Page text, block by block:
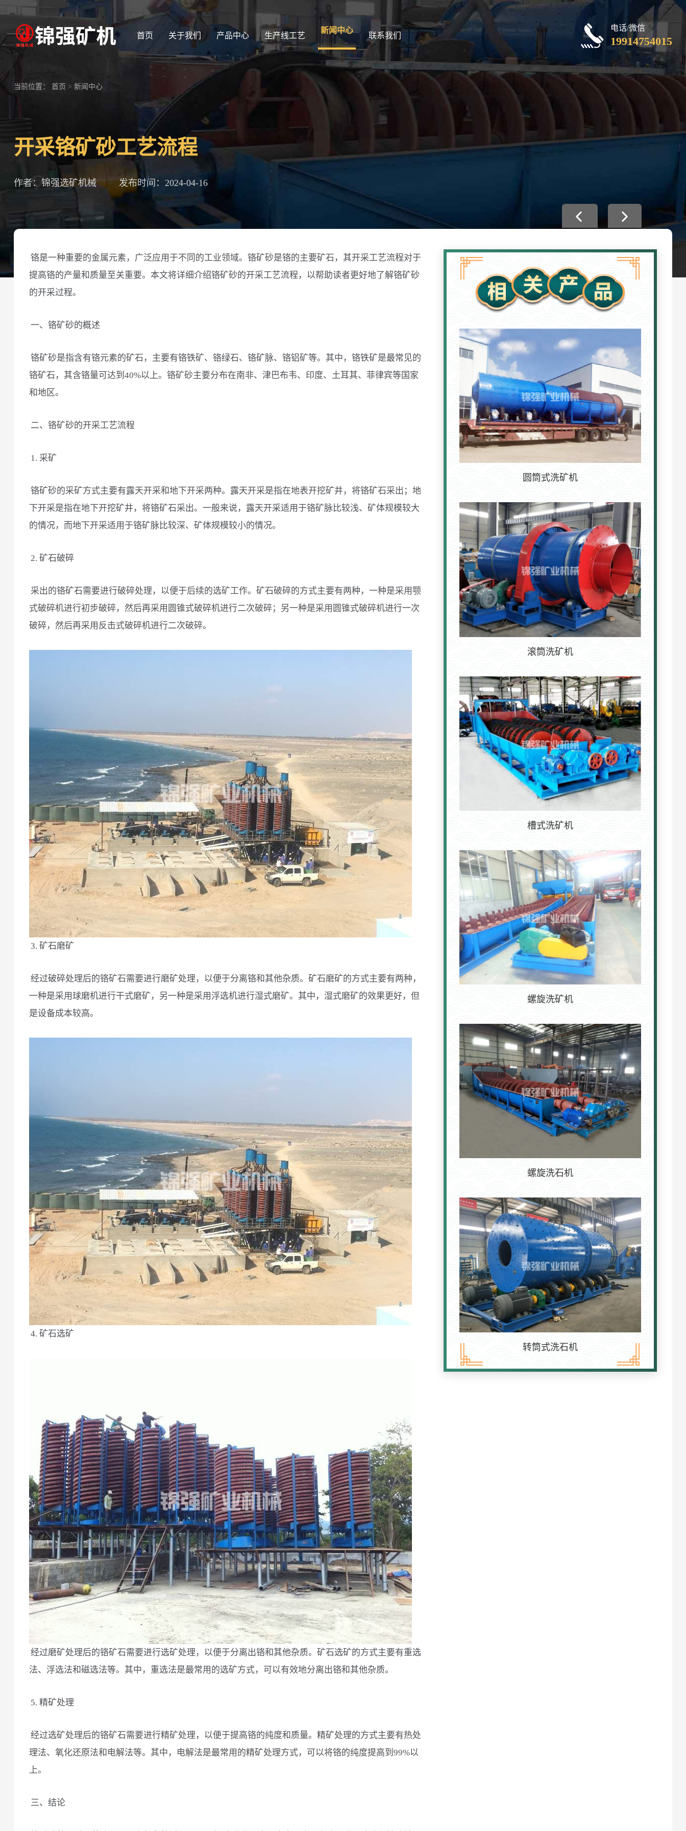
首页 关于我们 产品中心 生产线工艺
新闻中心
联系我们
电话/微信
19914754015
当前位置： 首页 > 新闻中心
开采铬矿砂工艺流程
作者：锦强选矿机械 发布时间：2024-04-16
铬是一种重要的金属元素，广泛应用于不同的工业领域。铬矿砂是铬的主要矿石，其开采工艺流程对于
提高铬的产量和质量至关重要。本文将详细介绍铬矿砂的开采工艺流程，以帮助读者更好地了解铬矿砂
的开采过程。
一、铬矿砂的概述
铬矿砂是指含有铬元素的矿石，主要有铬铁矿、铬绿石、铬矿脉、铬铝矿等。其中，铬铁矿是最常见的
铬矿石，其含铬量可达到40%以上。铬矿砂主要分布在南非、津巴布韦、印度、土耳其、菲律宾等国家
和地区。
二、铬矿砂的开采工艺流程
1. 采矿
铬矿砂的采矿方式主要有露天开采和地下开采两种。露天开采是指在地表开挖矿井，将铬矿石采出；地
下开采是指在地下开挖矿井，将铬矿石采出。一般来说，露天开采适用于铬矿脉比较浅、矿体规模较大
的情况，而地下开采适用于铬矿脉比较深、矿体规模较小的情况。
2. 矿石破碎
采出的铬矿石需要进行破碎处理，以便于后续的选矿工作。矿石破碎的方式主要有两种，一种是采用颚
式破碎机进行初步破碎，然后再采用圆锥式破碎机进行二次破碎；另一种是采用圆锥式破碎机进行一次
破碎，然后再采用反击式破碎机进行二次破碎。
3. 矿石磨矿
经过破碎处理后的铬矿石需要进行磨矿处理，以便于分离铬和其他杂质。矿石磨矿的方式主要有两种，
一种是采用球磨机进行干式磨矿，另一种是采用浮选机进行湿式磨矿。其中，湿式磨矿的效果更好，但
是设备成本较高。
4. 矿石选矿
经过磨矿处理后的铬矿石需要进行选矿处理，以便于分离出铬和其他杂质。矿石选矿的方式主要有重选
法、浮选法和磁选法等。其中，重选法是最常用的选矿方式，可以有效地分离出铬和其他杂质。
5. 精矿处理
经过选矿处理后的铬矿石需要进行精矿处理，以便于提高铬的纯度和质量。精矿处理的方式主要有热处
理法、氧化还原法和电解法等。其中，电解法是最常用的精矿处理方式，可以将铬的纯度提高到99%以
上。
三、结论
圆筒式洗矿机
滚筒洗矿机
槽式洗矿机
螺旋洗矿机
螺旋洗石机
转筒式洗石机